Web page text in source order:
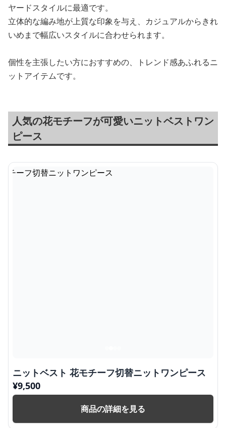
ヤードスタイルに最適です。
立体的な編み地が上質な印象を与え、カジュアルからきれ
いめまで幅広いスタイルに合わせられます。
個性を主張したい方におすすめの、トレンド感あふれるニ
ットアイテムです。
人気の花モチーフが可愛いニットベストワン
ピース
ニットベスト 花モチーフ切替ニットワンピース
¥9,500
商品の詳細を見る